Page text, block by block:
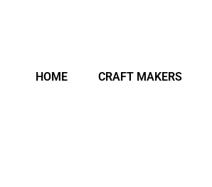
HOME CRAFT MAKERS